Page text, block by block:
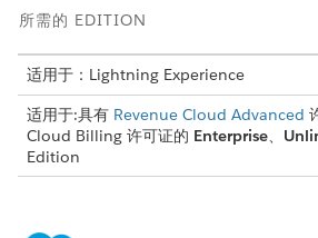
所需的 EDITION
适用于：Lightning Experience
适用于:具有 Revenue Cloud Advanced
Cloud Billing 许可证的 Enterprise、
Edition